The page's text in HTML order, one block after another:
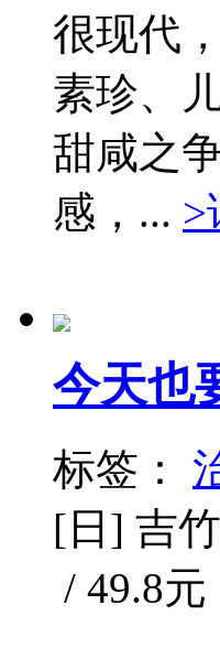
很现代
素珍、
甜咸之
感，... >
今天也
标签：
[日] 吉
/ 49.8